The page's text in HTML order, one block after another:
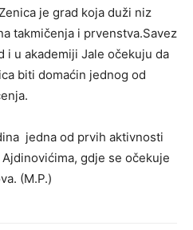
je grad koja duži niz
takmičenja i prvenstva.Savez
i u akademiji Jale očekuju da
biti domaćin jednog od
jedna od prvih aktivnosti
gdje se očekuje
(M.P.)